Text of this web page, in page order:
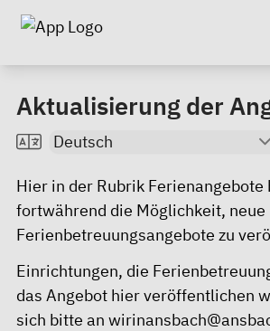
Aktualisierung der
Hier in der Rubrik Ferienangebote
fortwährend die Möglichkeit, neue
Ferienbetreuungsangebote zu
Einrichtungen, die
das Angebot hier veröffentlichen
sich bitte an